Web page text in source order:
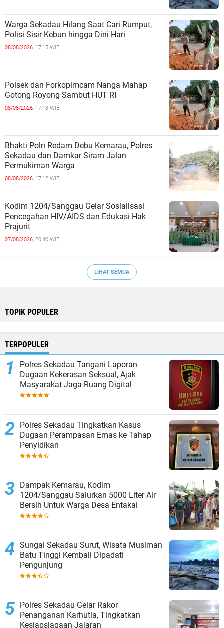
Warga Sekadau Hilang Saat Cari Rumput,
Polisi Sisir Kebun hingga Dini Hari
08/08/2026, 17:15 WIB
Polsek dan Forkopimcam Nanga Mahap
Gotong Royong Sambut HUT RI
08/08/2026, 17:13 WIB
Bhakti Polri Redam Debu Kemarau, Polres
Sekadau dan Damkar Siram Jalan
Permukiman Warga
08/08/2026, 17:12 WIB
Kodim 1204/Sanggau Gelar Sosialisasi
Pencegahan HIV/AIDS dan Edukasi Hak
Prajurit
07/08/2026, 20:40 WIB
LIHAT SEMUA
TOPIK POPULER
TERPOPULER
Polres Sekadau Tangani Laporan
Dugaan Kekerasan Seksual, Ajak
Masyarakat Jaga Ruang Digital
Polres Sekadau Tingkatkan Kasus
Dugaan Perampasan Emas ke Tahap
Penyidikan
Dampak Kemarau, Kodim
1204/Sanggau Salurkan 5000 Liter Air
Bersih Untuk Warga Desa Entakai
Sungai Sekadau Surut, Wisata Musiman
Batu Tinggi Kembali Dipadati
Pengunjung
Polres Sekadau Gelar Rakor
Penanganan Karhutla, Tingkatkan
Kesiapsiagaan Jajaran